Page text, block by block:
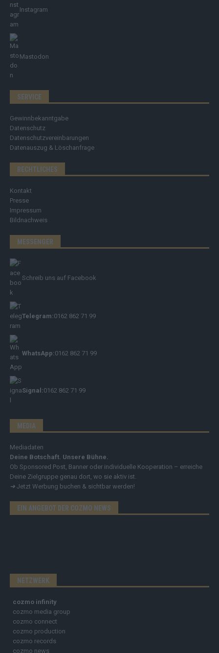
Instagram
Mastodon
SERVICE
Gewinnbekanntgabe
Datenschutz
Datenschutzvereinbarungen
Datenauszug & Löschanfrage
RECHTLICHES
Kontakt
Presse
Impressum
Bildnachweis
MESSENGER
Schreib uns auf Facebook
Telegram:0162 862 71 99
WhatsApp:0162 862 71 99
Signal:0162 862 71 99
MEDIA
Mediadaten
Deine Botschaft. Unsere Bühne.
Ob Sponsored Post, Banner oder individuelle Kooperation – erreiche
Deine Zielgruppe genau dort, wo sie aktiv ist.
➔ Jetzt Werbung buchen & sichtbar werden!
EIN ANGEBOT DER COZMO NEWS
NETZWERK
cozmo infinity
cozmo media group
cozmo connect
cozmo production
cozmo records
cozmo news